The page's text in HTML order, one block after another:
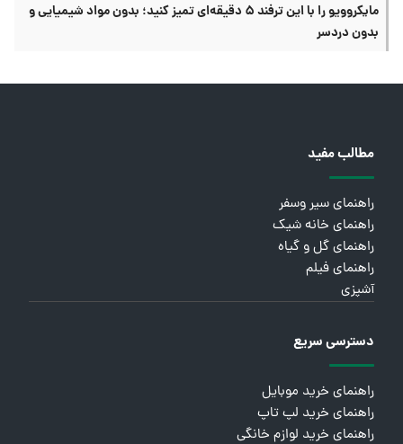
مایکروویو را با این ترفند ۵ دقیقه‌ای تمیز کنید؛ بدون مواد شیمیایی و
بدون دردسر
مطالب مفید
راهنمای سیر وسفر
راهنمای خانه شیک
راهنمای گل و گیاه
راهنمای فیلم
آشپزی
دسترسی سریع
راهنمای خرید موبایل
راهنمای خرید لپ تاپ
راهنمای خرید لوازم خانگی